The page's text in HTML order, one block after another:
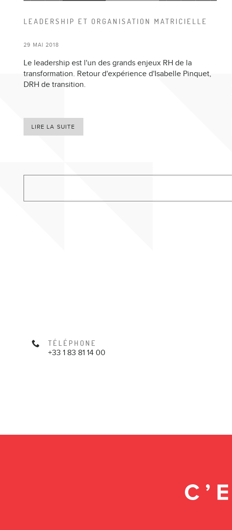
LEADERSHIP ET ORGANISATION MATRICIELLE
29 MAI 2018
Le leadership est l'un des grands enjeux RH de la
transformation. Retour d'expérience d'Isabelle Pinquet,
DRH de transition.
LIRE LA SUITE
TÉLÉPHONE
+33 1 83 81 14 00